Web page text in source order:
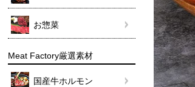
お惣菜
Meat Factory厳選素材
国産牛ホルモン